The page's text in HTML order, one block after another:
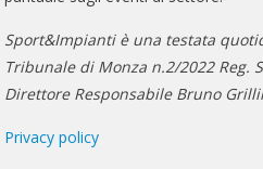
Sport&Impianti è una testata
Tribunale di Monza n.2/2022 Reg.
Direttore Responsabile Bruno
Privacy policy